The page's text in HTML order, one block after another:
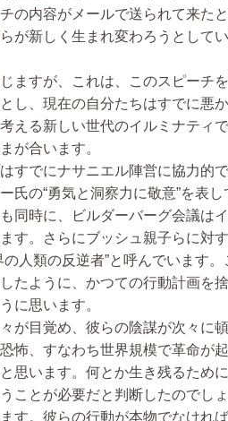
の内容がメールで送られて来た
が新しく生まれ変わろうとして
ますが、これは、このスピーチ
し、現在の自分たちはすでに悪
える新しい世代のイルミナティ
が合います。
でにナサニエル陣営に協力的で
氏の“勇気と洞察力に敬意”を表し
同時に、ビルダーバーグ会議はイ
す。さらにブッシュ親子らに対
人類の反逆者”と呼んでいます。
たように、かつての行動計画を
に思います。
が目覚め、彼らの陰謀が次々に
怖、すなわち世界規模で革命が
思います。何とか生き残るため
ことが必要だと判断したのでしょ
す。彼らの行動が本物でなけれ